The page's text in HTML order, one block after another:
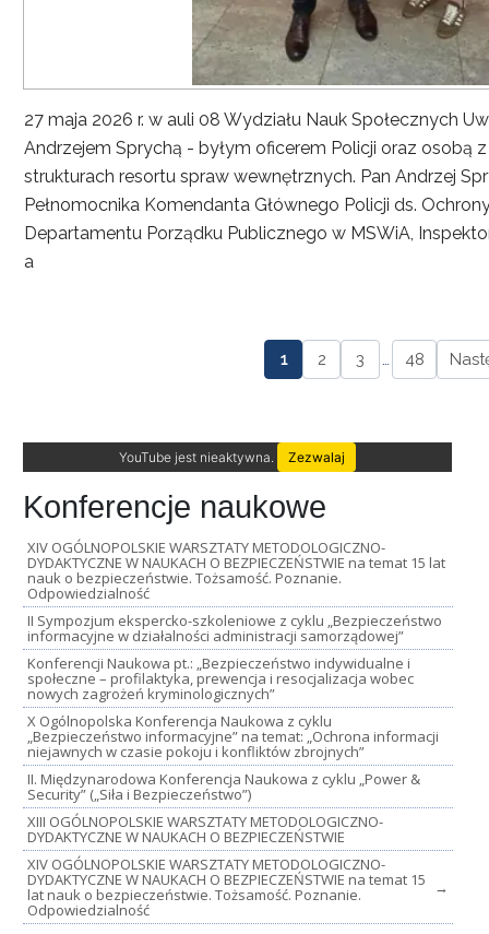
27 maja 2026 r. w auli 08 Wydziału Nauk Społecznych
Andrzejem Sprychą - byłym oficerem Policji oraz osobą
strukturach resortu spraw wewnętrznych. Pan Andrzej
Pełnomocnika Komendanta Głównego Policji ds.
Departamentu Porządku Publicznego w MSWiA,
a
1 2 3 … 48
YouTube jest nieaktywna. Zezwalaj
Konferencje naukowe
XIV OGÓLNOPOLSKIE WARSZTATY METODOLOGICZNO-
DYDAKTYCZNE W NAUKACH O BEZPIECZEŃSTWIE na temat 15 lat
nauk o bezpieczeństwie. Tożsamość. Poznanie.
Odpowiedzialność
II Sympozjum ekspercko-szkoleniowe z cyklu „Bezpieczeństwo
informacyjne w działalności administracji samorządowej”
Konferencji Naukowa pt.: „Bezpieczeństwo indywidualne i
społeczne – profilaktyka, prewencja i resocjalizacja wobec
nowych zagrożeń kryminologicznych”
X Ogólnopolska Konferencja Naukowa z cyklu
„Bezpieczeństwo informacyjne” na temat: „Ochrona informacji
niejawnych w czasie pokoju i konfliktów zbrojnych”
II. Międzynarodowa Konferencja Naukowa z cyklu „Power &
Security” („Siła i Bezpieczeństwo”)
XIII OGÓLNOPOLSKIE WARSZTATY METODOLOGICZNO-
DYDAKTYCZNE W NAUKACH O BEZPIECZEŃSTWIE
XIV OGÓLNOPOLSKIE WARSZTATY METODOLOGICZNO-
DYDAKTYCZNE W NAUKACH O BEZPIECZEŃSTWIE na temat 15
lat nauk o bezpieczeństwie. Tożsamość. Poznanie.
Odpowiedzialność
→